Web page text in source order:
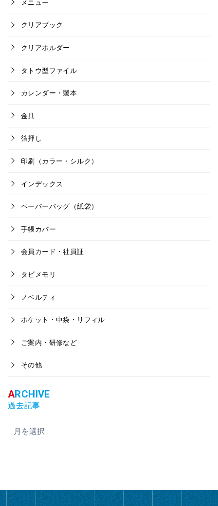
メニュー
クリアブック
クリアホルダー
タトウ型ファイル
カレンダー・製本
金具
箔押し
印刷（カラー・シルク）
インデックス
ペーパーバッグ（紙袋）
手帳カバー
会員カード・社員証
タビメモリ
ノベルティ
ポケット・中袋・リフィル
ご案内・研修など
その他
過去記事
ー